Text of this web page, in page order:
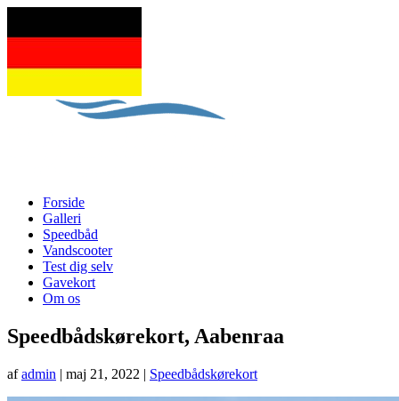
Forside
Galleri
Speedbåd
Vandscooter
Test dig selv
Gavekort
Om os
Speedbådskørekort, Aabenraa
afadmin | maj 21, 2022 | Speedbådskørekort